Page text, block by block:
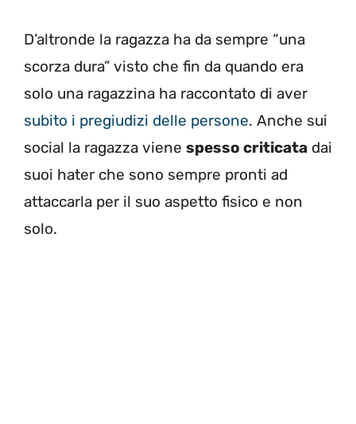
D’altronde la ragazza ha da sempre “una
scorza dura” visto che fin da quando era
solo una ragazzina ha raccontato di aver
subito i pregiudizi delle persone. Anche sui
social la ragazza viene spesso criticata dai
suoi hater che sono sempre pronti ad
attaccarla per il suo aspetto fisico e non
solo.